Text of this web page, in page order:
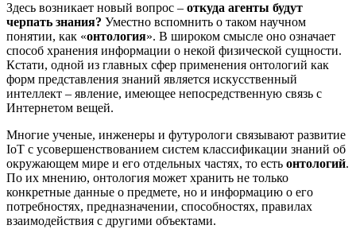
Здесь возникает новый вопрос – откуда агенты будут
черпать знания? Уместно вспомнить о таком научном
понятии, как «онтология». В широком смысле оно означает
способ хранения информации о некой физической сущности.
Кстати, одной из главных сфер применения онтологий как
форм представления знаний является искусственный
интеллект – явление, имеющее непосредственную связь с
Интернетом вещей.
Многие ученые, инженеры и футурологи связывают развитие
IoT с усовершенствованием систем классификации знаний об
окружающем мире и его отдельных частях, то есть онтологий.
По их мнению, онтология может хранить не только
конкретные данные о предмете, но и информацию о его
потребностях, предназначении, способностях, правилах
взаимодействия с другими объектами.